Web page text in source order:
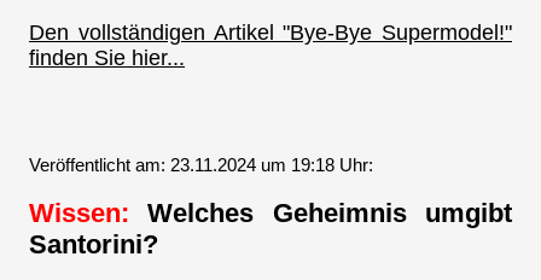
Den vollständigen Artikel "Bye-Bye Supermodel!"
finden Sie hier...
Veröffentlicht am: 23.11.2024 um 19:18 Uhr:
Wissen:Welches Geheimnis umgibt
Santorini?